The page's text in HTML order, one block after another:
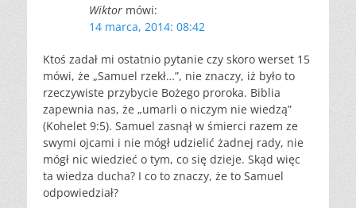
Wiktor mówi:
14 marca, 2014: 08:42
Ktoś zadał mi ostatnio pytanie czy skoro werset 15
mówi, że „Samuel rzekł…”, nie znaczy, iż było to
rzeczywiste przybycie Bożego proroka. Biblia
zapewnia nas, że „umarli o niczym nie wiedzą”
(Kohelet 9:5). Samuel zasnął w śmierci razem ze
swymi ojcami i nie mógł udzielić żadnej rady, nie
mógł nic wiedzieć o tym, co się dzieje. Skąd więc
ta wiedza ducha? I co to znaczy, że to Samuel
odpowiedział?